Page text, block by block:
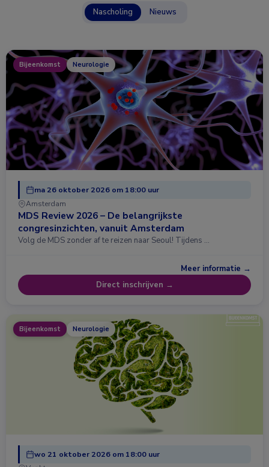
Nascholing Nieuws
Bijeenkomst Neurologie
ma 26 oktober 2026 om 18:00 uur
Amsterdam
MDS Review 2026 – De belangrijkste
congresinzichten, vanuit Amsterdam
Volg de MDS zonder af te reizen naar Seoul! Tijdens …
Meer informatie →
Direct inschrijven →
Bijeenkomst Neurologie
wo 21 oktober 2026 om 18:00 uur